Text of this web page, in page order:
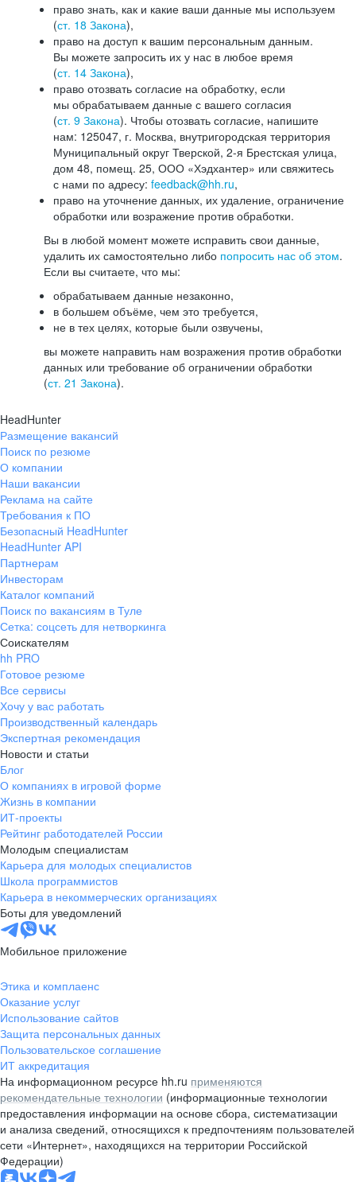
право знать, как и какие ваши данные мы используем
(ст. 18 Закона),
право на доступ к вашим персональным данным.
Вы можете запросить их у нас в любое время
(ст. 14 Закона),
право отозвать согласие на обработку, если
мы обрабатываем данные с вашего согласия
(ст. 9 Закона). Чтобы отозвать согласие, напишите
нам: 125047, г. Москва, внутригородская территория
Муниципальный округ Тверской, 2-я Брестская улица,
дом 48, помещ. 25, ООО «Хэдхантер» или свяжитесь
с нами по адресу: feedback@hh.ru,
право на уточнение данных, их удаление, ограничение
обработки или возражение против обработки.
Вы в любой момент можете исправить свои данные,
удалить их самостоятельно либо попросить нас об этом.
Если вы считаете, что мы:
обрабатываем данные незаконно,
в большем объёме, чем это требуется,
не в тех целях, которые были озвучены,
вы можете направить нам возражения против обработки
данных или требование об ограничении обработки
(ст. 21 Закона).
HeadHunter
Размещение вакансий
Поиск по резюме
О компании
Наши вакансии
Реклама на сайте
Требования к ПО
Безопасный HeadHunter
HeadHunter API
Партнерам
Инвесторам
Каталог компаний
Поиск по вакансиям в Туле
Сетка: соцсеть для нетворкинга
Соискателям
hh PRO
Готовое резюме
Все сервисы
Хочу у вас работать
Производственный календарь
Экспертная рекомендация
Новости и статьи
Блог
О компаниях в игровой форме
Жизнь в компании
ИТ-проекты
Рейтинг работодателей России
Молодым специалистам
Карьера для молодых специалистов
Школа программистов
Карьера в некоммерческих организациях
Боты для уведомлений
Мобильное приложение
Этика и комплаенс
Оказание услуг
Использование сайтов
Защита персональных данных
Пользовательское соглашение
ИТ аккредитация
На информационном ресурсе hh.ru применяются
рекомендательные технологии (информационные технологии
предоставления информации на основе сбора, систематизации
и анализа сведений, относящихся к предпочтениям пользователей
сети «Интернет», находящихся на территории Российской
Федерации)